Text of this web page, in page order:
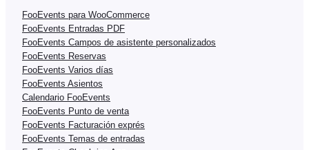
FooEvents para WooCommerce
FooEvents Entradas PDF
FooEvents Campos de asistente personalizados
FooEvents Reservas
FooEvents Varios días
FooEvents Asientos
Calendario FooEvents
FooEvents Punto de venta
FooEvents Facturación exprés
FooEvents Temas de entradas